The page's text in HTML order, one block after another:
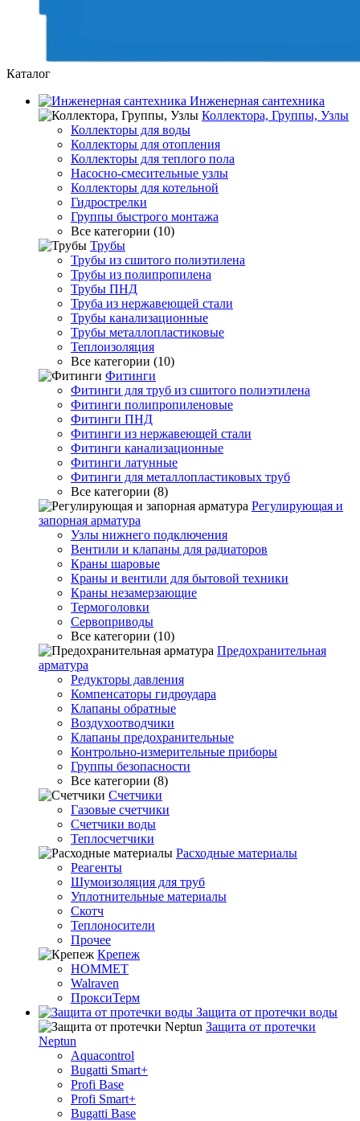
Каталог
Инженерная сантехника
Коллектора, Группы, Узлы
Коллекторы для воды
Коллекторы для отопления
Коллекторы для теплого пола
Насосно-смесительные узлы
Коллекторы для котельной
Гидрострелки
Группы быстрого монтажа
Все категории (10)
Трубы
Трубы из сшитого полиэтилена
Трубы из полипропилена
Трубы ПНД
Труба из нержавеющей стали
Трубы канализационные
Трубы металлопластиковые
Теплоизоляция
Все категории (10)
Фитинги
Фитинги для труб из сшитого полиэтилена
Фитинги полипропиленовые
Фитинги ПНД
Фитинги из нержавеющей стали
Фитинги канализационные
Фитинги латунные
Фитинги для металлопластиковых труб
Все категории (8)
Регулирующая и
запорная арматура
Узлы нижнего подключения
Вентили и клапаны для радиаторов
Краны шаровые
Краны и вентили для бытовой техники
Краны незамерзающие
Термоголовки
Сервоприводы
Все категории (10)
Предохранительная
арматура
Редукторы давления
Компенсаторы гидроудара
Клапаны обратные
Воздухоотводчики
Клапаны предохранительные
Контрольно-измерительные приборы
Группы безопасности
Все категории (8)
Счетчики
Газовые счетчики
Счетчики воды
Теплосчетчики
Расходные материалы
Реагенты
Шумоизоляция для труб
Уплотнительные материалы
Скотч
Теплоносители
Прочее
Крепеж
HOMMET
Walraven
ПроксиТерм
Защита от протечки воды
Защита от протечки
Neptun
Aquacontrol
Bugatti Smart+
Profi Base
Profi Smart+
Bugatti Base